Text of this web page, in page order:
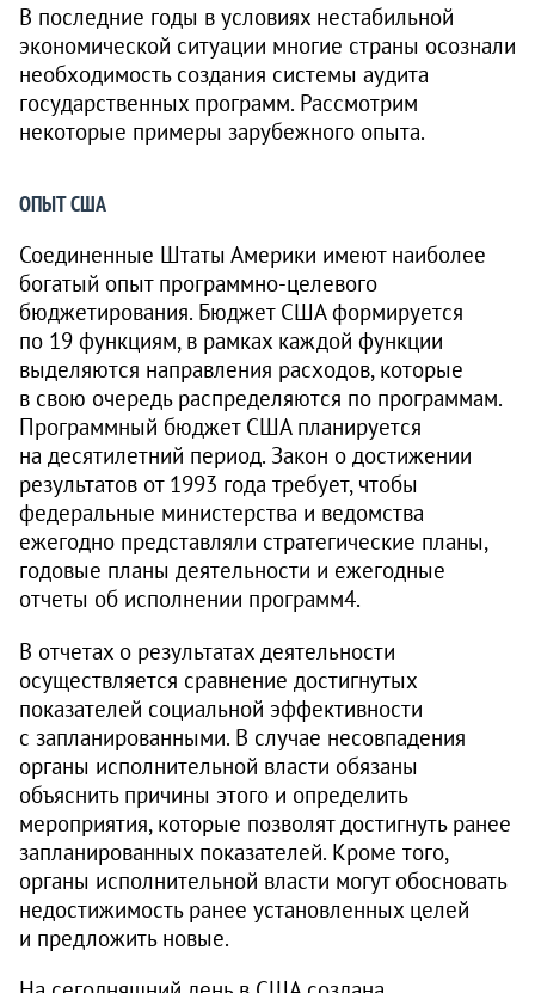
В последние годы в условиях нестабильной
экономической ситуации многие страны осознали
необходимость создания системы аудита
государственных программ. Рассмот­рим
некоторые примеры зарубежного опыта.
ОПЫТ США
Соединенные Штаты Америки имеют наиболее
богатый опыт программно-целевого
бюджетирования. Бюджет США формируется
по 19 функциям, в рамках каждой функции
выделяются направления расходов, которые
в свою очередь распределяются по программам.
Программный бюджет США планируется
на десятилетний период. Закон о достижении
результатов от 1993 года требует, чтобы
федеральные министерства и ведомства
ежегодно представляли стратегические планы,
годовые планы деятельности и ежегодные
отчеты об исполнении программ4.
В отчетах о результатах деятельности
осуществляется сравнение достигнутых
показателей социальной эффективности
с запланированными. В случае несовпадения
органы исполнительной власти обязаны
объяснить причины этого и определить
мероприятия, которые позволят достигнуть ранее
запланированных показателей. Кроме того,
органы исполнительной власти могут обосновать
недостижимость ранее установленных целей
и предложить новые.